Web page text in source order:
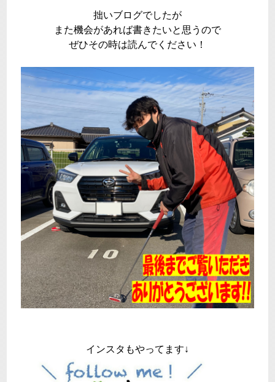
拙いブログでしたが
また機会があれば書きたいと思うので
ぜひその時は読んでください！
インスタもやってます↓